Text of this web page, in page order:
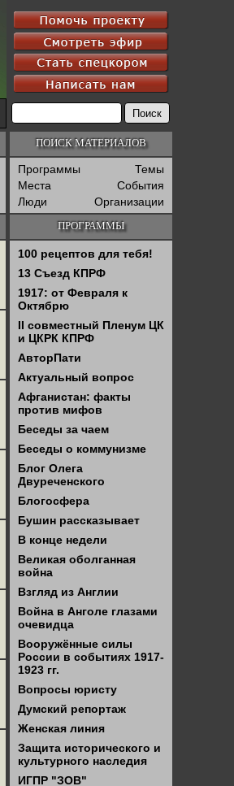
ПОИСК МАТЕРИАЛОВ
Программы
Темы
Места
События
Люди
Организации
ПРОГРАММЫ
100 рецептов для тебя!
13 Съезд КПРФ
1917: от Февраля к
Октябрю
II совместный Пленум ЦК
и ЦКРК КПРФ
АвторПати
Актуальный вопрос
Афганистан: факты
против мифов
Беседы за чаем
Беседы о коммунизме
Блог Олега
Двуреченского
Блогосфера
Бушин рассказывает
В конце недели
Великая оболганная
война
Взгляд из Англии
Война в Анголе глазами
очевидца
Вооружённые силы
России в событиях 1917-
1923 гг.
Вопросы юристу
Думский репортаж
Женская линия
Защита исторического и
культурного наследия
ИГПР "ЗОВ"